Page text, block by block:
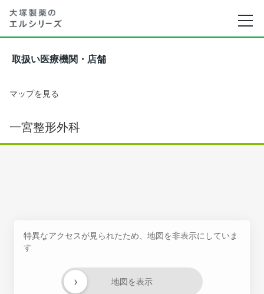
取扱い医療機関・店舗
マップを見る
一宮整形外科
特異なアクセスが見られたため、地図を非表示にしていま
す
地図を表示
›